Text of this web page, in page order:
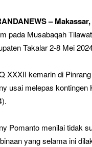
– Makassar,
pada Musabaqah
Takalar 2-8 Mei
XXXII kemarin di
usai melepas
Pomanto menilai tidak
yang selama ini